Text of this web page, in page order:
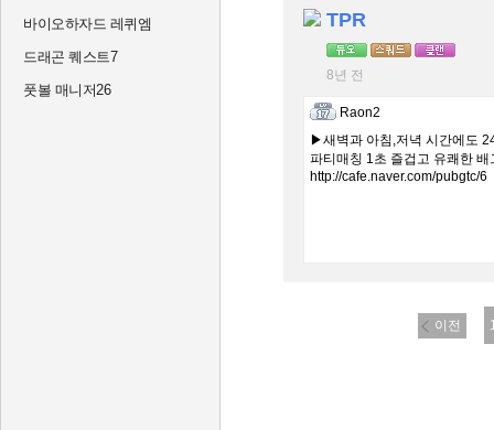
바이오하자드 레퀴엠
드래곤 퀘스트7
풋볼 매니저26
TPR
8년 전
Raon2
▶새벽과 아침,저녁 시간에도
파티매칭 1초 즐겁고 유쾌한
http://cafe.naver.com/pubgtc/6
이전